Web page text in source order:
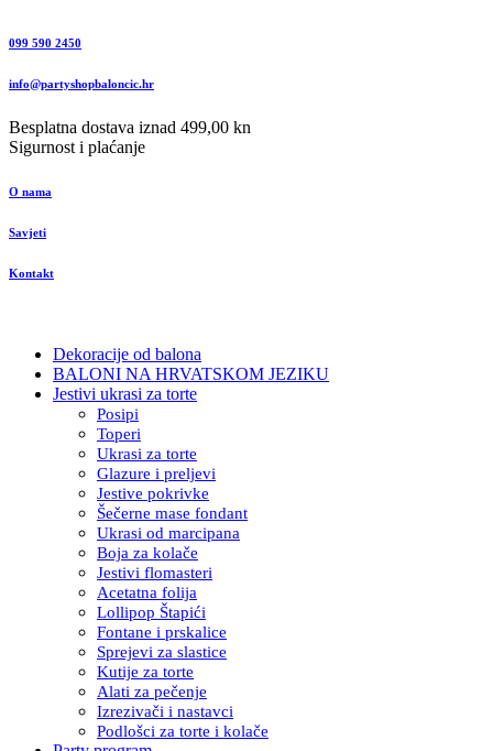
099 590 2450
info@partyshopbaloncic.hr
Besplatna dostava iznad 499,00 kn
Sigurnost i plaćanje
O nama
Savjeti
Kontakt
Dekoracije od balona
BALONI NA HRVATSKOM JEZIKU
Jestivi ukrasi za torte
Posipi
Toperi
Ukrasi za torte
Glazure i preljevi
Jestive pokrivke
Šečerne mase fondant
Ukrasi od marcipana
Boja za kolače
Jestivi flomasteri
Acetatna folija
Lollipop Štapići
Fontane i prskalice
Sprejevi za slastice
Kutije za torte
Alati za pečenje
Izrezivači i nastavci
Podlošci za torte i kolače